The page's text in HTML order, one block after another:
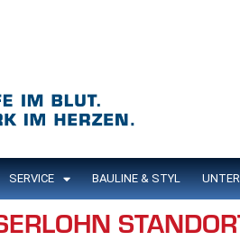
SERVICE BAULINE & STYL